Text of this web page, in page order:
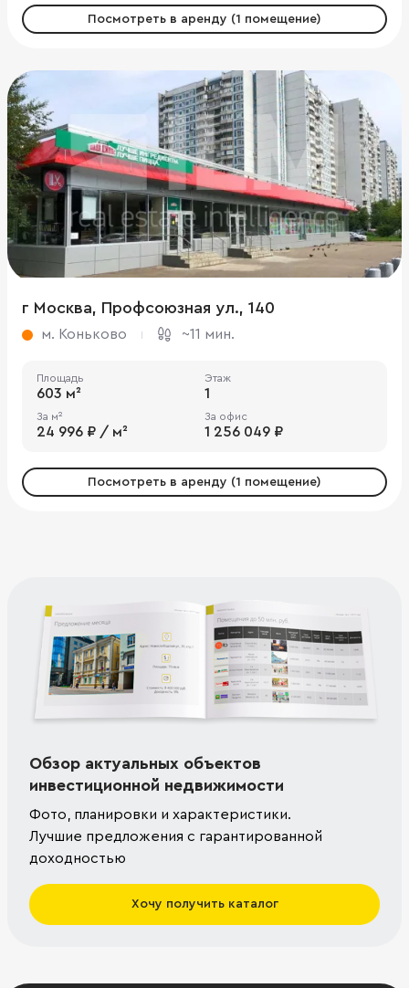
Посмотреть в аренду (1 помещение)
г Москва, Профсоюзная ул., 140
м. Коньково ~11 мин.
Площадь
603 м²
Этаж
1
За м²
24 996 ₽ / м²
За офис
1 256 049 ₽
Посмотреть в аренду (1 помещение)
Обзор актуальных объектов
инвестиционной недвижимости
Фото, планировки и характеристики.
Лучшие предложения с гарантированной
доходностью
Хочу получить каталог